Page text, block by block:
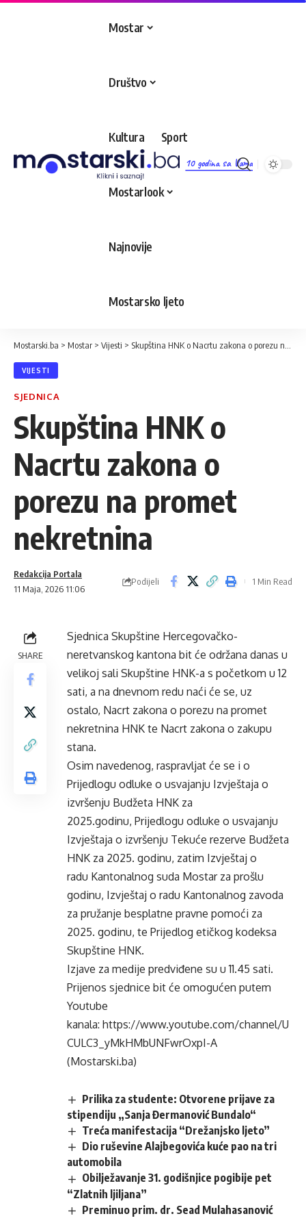
10 godina sa Vama
Mostar
Društvo
Kultura Sport
Mostarlook
Najnovije
Mostarsko ljeto
Mostarski.ba > Mostar > Vijesti > Skupština HNK o Nacrtu zakona o porezu na promet nekretnina
VIJESTI
SJEDNICA
Skupština HNK o
Nacrtu zakona o
porezu na promet
nekretnina
11 Maja, 2026 11:06
Redakcija Portala
Podijeli 1 Min Read
SHARE
Sjednica Skupštine Hercegovačko-
neretvanskog kantona bit će održana danas u
velikoj sali Skupštine HNK-a s početkom u 12
sati, a na dnevnom redu naći će se, uz
ostalo, Nacrt zakona o porezu na promet
nekretnina HNK te Nacrt zakona o zakupu
stana.
Osim navedenog, raspravljat će se i o
Prijedlogu odluke o usvajanju Izvještaja o
izvršenju Budžeta HNK za
2025.godinu, Prijedlogu odluke o usvajanju
Izvještaja o izvršenju Tekuće rezerve Budžeta
HNK za 2025. godinu, zatim Izvještaj o
radu Kantonalnog suda Mostar za prošlu
godinu, Izvještaj o radu Kantonalnog zavoda
za pružanje besplatne pravne pomoći za
2025. godinu, te Prijedlog etičkog kodeksa
Skupštine HNK.
Izjave za medije predviđene su u 11.45 sati.
Prijenos sjednice bit će omogućen putem
Youtube
kanala: https://www.youtube.com/channel/U
CULC3_yMkHMbUNFwrOxpI-A
(Mostarski.ba)
Prilika za studente: Otvorene prijave za
stipendiju „Sanja Đermanović Bundalo“
Treća manifestacija “Drežanjsko ljeto”
Dio ruševine Alajbegovića kuće pao na tri
automobila
Obilježavanje 31. godišnjice pogibije pet
“Zlatnih ljiljana”
Preminuo prim. dr. Sead Mulahasanović